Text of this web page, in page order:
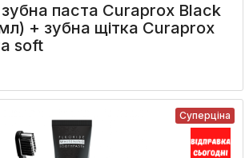
паста Curaprox Black
+ зубна щітка Curaprox
soft
Суперціна